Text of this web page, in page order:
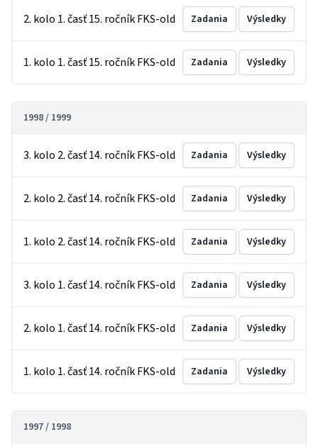
2. kolo 1. časť 15. ročník FKS-old Zadania Výsledky
1. kolo 1. časť 15. ročník FKS-old Zadania Výsledky
1998 / 1999
3. kolo 2. časť 14. ročník FKS-old Zadania Výsledky
2. kolo 2. časť 14. ročník FKS-old Zadania Výsledky
1. kolo 2. časť 14. ročník FKS-old Zadania Výsledky
3. kolo 1. časť 14. ročník FKS-old Zadania Výsledky
2. kolo 1. časť 14. ročník FKS-old Zadania Výsledky
1. kolo 1. časť 14. ročník FKS-old Zadania Výsledky
1997 / 1998